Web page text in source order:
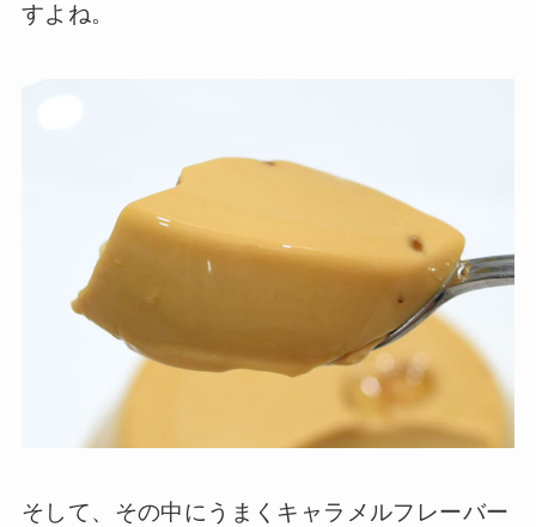
すよね。
そして、その中にうまくキャラメルフレーバー